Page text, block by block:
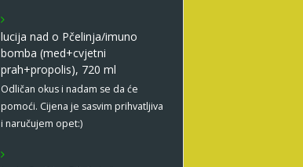
lucija nad o Pčelinja/imuno
bomba (med+cvjetni
prah+propolis), 720 ml
Odličan okus i nadam se da će
pomoći. Cijena je sasvim prihvatljiva
i naručujem opet:)